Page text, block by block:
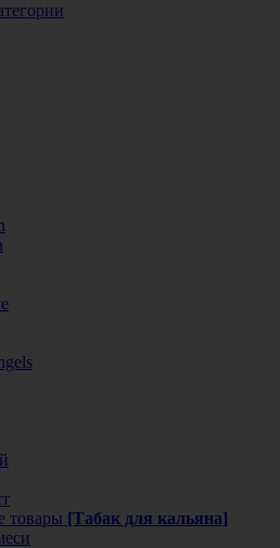
товары [Табак для кальяна]